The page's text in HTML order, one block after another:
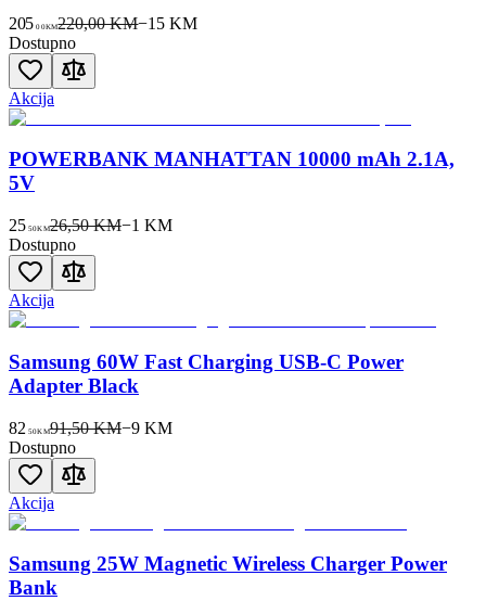
205 00KM220,00 KM−15 KM
Dostupno
Akcija
POWERBANK MANHATTAN 10000 mAh 2.1A,
5V
25 50KM26,50 KM−1 KM
Dostupno
Akcija
Samsung 60W Fast Charging USB-C Power
Adapter Black
82 50KM91,50 KM−9KM
Dostupno
Akcija
Samsung 25W Magnetic Wireless Charger Power
Bank